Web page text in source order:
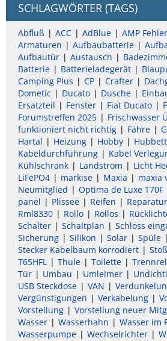
SCHLAGWÖRTER (TAGS)
Abfluß ACC AdBlue AMP Fehler
Armaturen
Aufbaubatterie
Aufbautür
Austausch
Batterie
Batterieladegerät
Camping Plus
CP Crafter
Dometic
Ducato Dusche
Ersatzteil
Fenster Fiat Ducato
Forumstreffen 2025
Frischwasser
funktioniert nicht richtig
Fähre
Hartal
Heizung Hobby
Hubbett
Kabeldurchführung
Kabel
Kühlschrank
Landstrom Licht
LiFePO4
markise Maxia maxia
Neumitglied
Optima de Luxe T70F
panel
Plissee Reifen Reparatur
Rml8330
Rollo Rollos
Schalter
Schaltplan
Schloss
Sicherung
Silikon Solar Spüle
Stecker Kabelbaum korrodiert
T65HFL
Thule Toilette
Tür
Umbau Umleimer
USB Steckdose
VAN
Vergünstigungen
Verkabelung
Vorstellung
Vorstellung neuer
Wasser
Wasserhahn
Wasser im
Wasserpumpe
Wechselrichter